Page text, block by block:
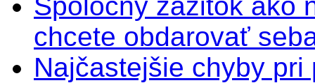
chcete obdarovať
Najčastejšie chyby